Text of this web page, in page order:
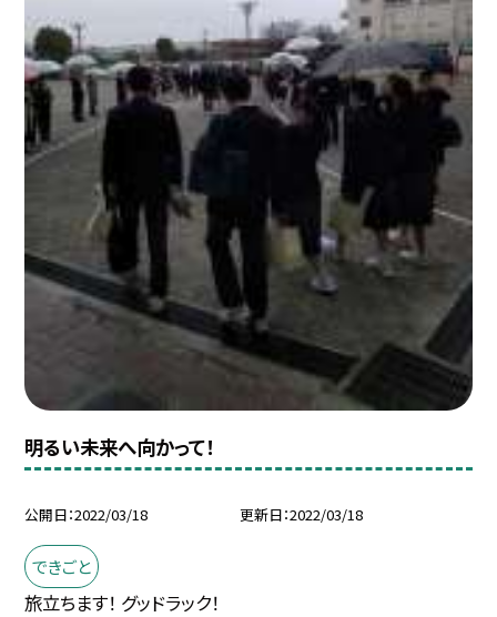
明るい未来へ向かって！
公開日 2022/03/18 更新日 2022/03/18
できごと
旅立ちます！ グッドラック！